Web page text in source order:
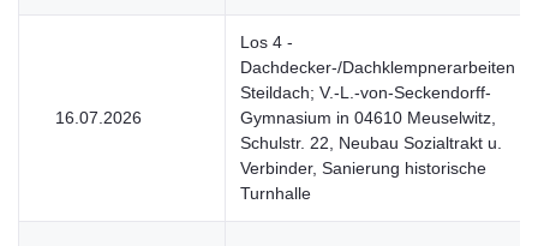
16.07.2026
Los 4 -
Dachdecker-/Dachklempnerarbeiten
Steildach; V.-L.-von-Seckendorff-
Gymnasium in 04610 Meuselwitz,
Schulstr. 22, Neubau Sozialtrakt u.
Verbinder, Sanierung historische
Turnhalle